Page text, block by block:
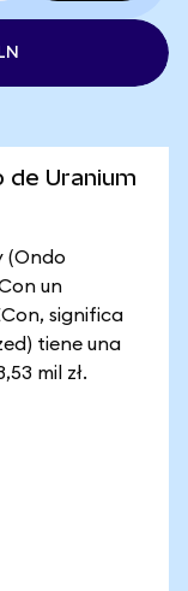
de Uranium
(Ondo
un
significa
tiene una
mil zł.